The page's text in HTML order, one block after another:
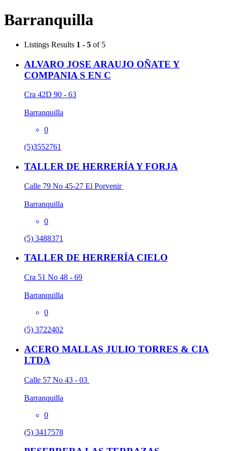
Barranquilla
Listings Results 1 - 5 of 5
ALVARO JOSE ARAUJO OÑATE Y
COMPANIA S EN C
Cra 42D 90 - 63
Barranquilla
0
(5)3552761
TALLER DE HERRERÍA Y FORJA
Calle 79 No 45-27 El Porvenir
Barranquilla
0
(5) 3488371
TALLER DE HERRERÍA CIELO
Cra 51 No 48 - 69
Barranquilla
0
(5) 3722402
ACERO MALLAS JULIO TORRES & CIA
LTDA
Calle 57 No 43 - 03
Barranquilla
0
(5) 3417578